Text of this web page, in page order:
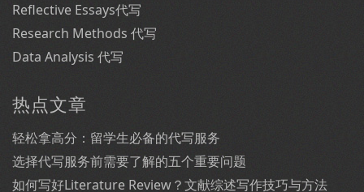
Reflective Essays代写
Research Methods 代写
Data Analysis 代写
热点文章
轻松拿高分：留学生必备的代写服务
选择代写服务前需要了解的五个重要问题
如何写好Literature Review？文献综述写作技巧与方法